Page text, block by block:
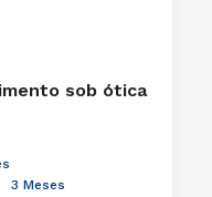
sob ótica
3 Meses